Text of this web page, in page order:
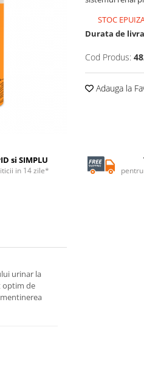
STOC
Durata de
Cod Produs:
Adauga la
si SIMPLU
in 14 zile*
urinar la
optim de